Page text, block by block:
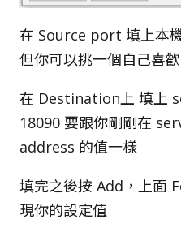
在 Source port 填上本
但你可以挑一個自己喜
在 Destination上 填上
18090 要跟你剛剛在
address 的值一樣
填完之後按 Add，上面
現你的設定值